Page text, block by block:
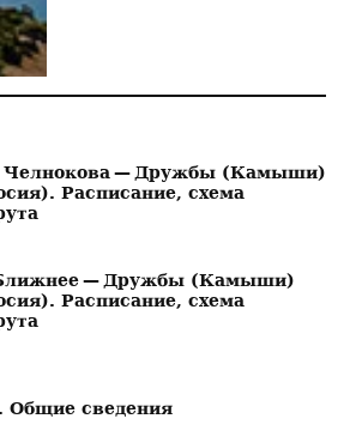
— Дружбы (Камыши)
Расписание, схема
— Дружбы (Камыши)
Расписание, схема
сведения